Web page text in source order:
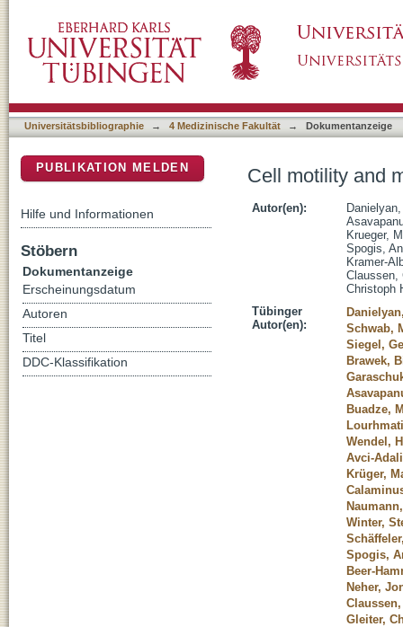
Universitätsbibliographie → 4 Medizinische Fakultät → Dokumentanzeige
Cell motility and
Autor(en):
Krueger,
Spogis,
Kramer-
Claussen,
Christoph
Tübinger
Autor(en):
Schwab,
Siegel,
Brawek,
Buadze,
Wendel,
Avci-
Krüger,
Winter,
Spogis,
Beer-
Neher,
Gleiter,
PUBLIKATION MELDEN
Hilfe und Informationen
Stöbern
Dokumentanzeige
Erscheinungsdatum
Autoren
Titel
DDC-Klassifikation